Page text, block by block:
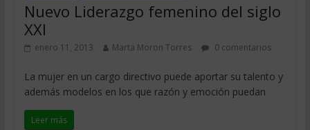
Nuevo Liderazgo femenino del siglo
XXI
enero 11, 2013 Marta Moron Torres 0 comentarios
La mujer en un cargo directivo puede aportar su talento y
además modelos en los que razón y emoción puedan
Leer más